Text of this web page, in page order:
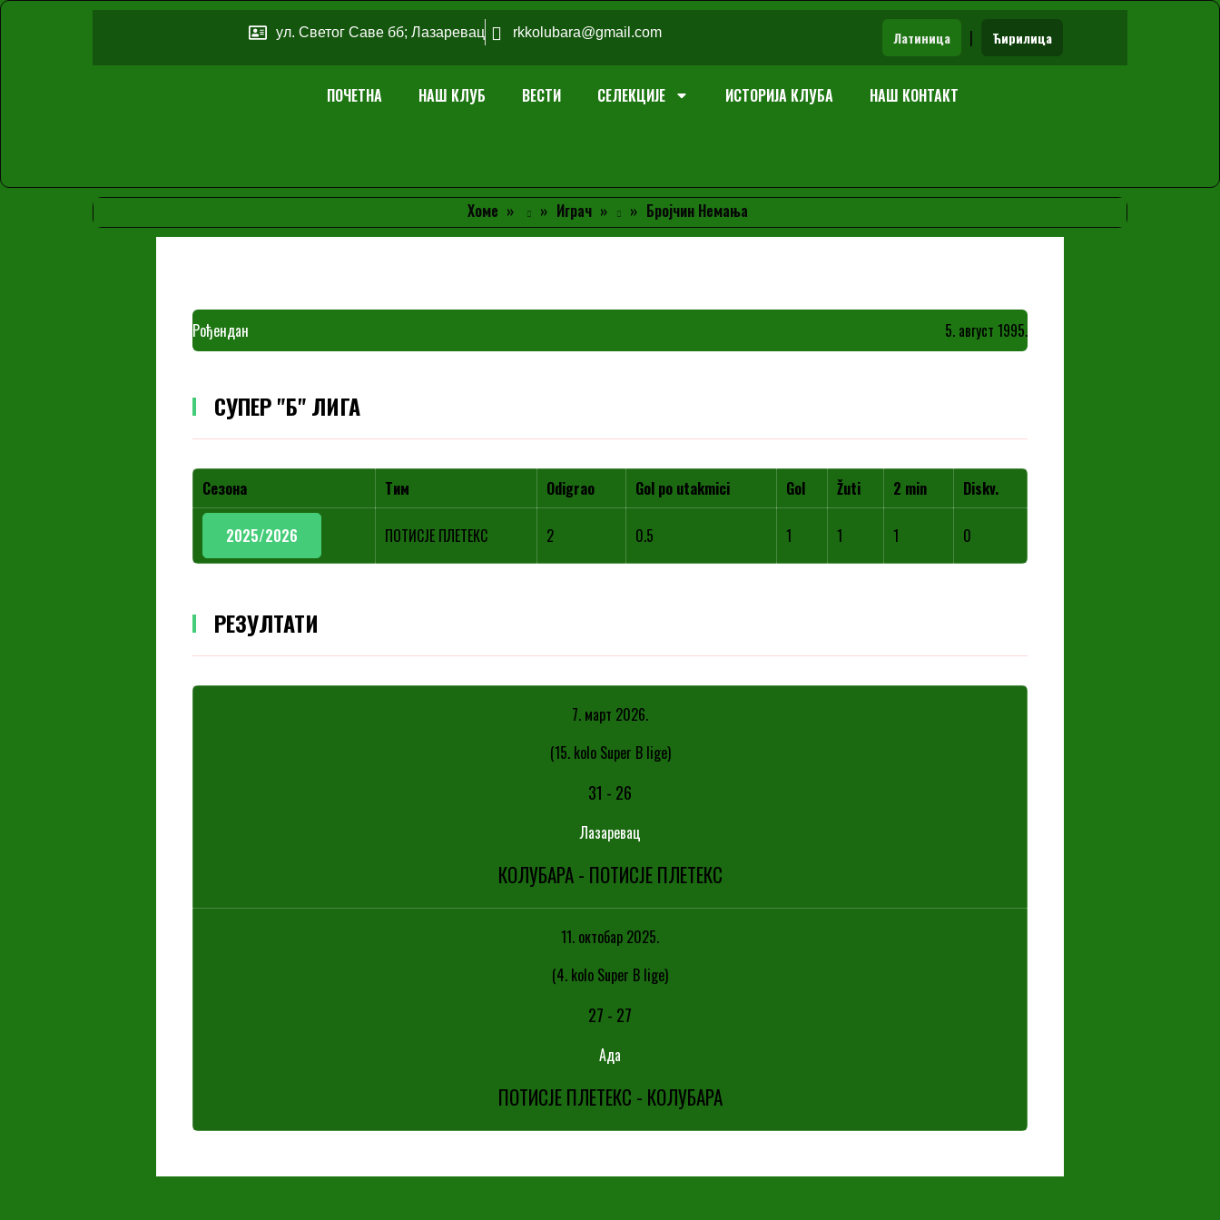
ул. Светог Саве бб; Лазаревац rkkolubara@gmail.com Латиница | Ћирилица
ПОЧЕТНА НАШ КЛУБ ВЕСТИ СЕЛЕКЦИЈЕ ИСТОРИЈА КЛУБА НАШ КОНТАКТ
Хоме Играч Бројчин Немања
Рођендан 5. август 1995.
СУПЕР "Б" ЛИГА
Сезона Тим Odigrao Gol po utakmici Gol Žuti 2 min Diskv.
2025/2026 ПОТИСЈЕ ПЛЕТЕКС 2 0.5 1 1 1 0
РЕЗУЛТАТИ
7. март 2026.
(15. kolo Super B lige)
31 - 26
Лазаревац
КОЛУБАРА - ПОТИСЈЕ ПЛЕТЕКС
11. октобар 2025.
(4. kolo Super B lige)
27 - 27
Ада
ПОТИСЈЕ ПЛЕТЕКС - КОЛУБАРА